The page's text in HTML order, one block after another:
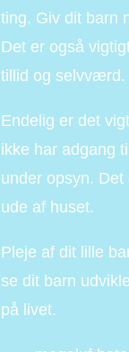
ting. Giv dit barn
Det er også
tillid og selvværd.
Endelig er det
ikke har adgang
under opsyn.
ude af huset.
Pleje af dit lille
se dit barn
på livet.